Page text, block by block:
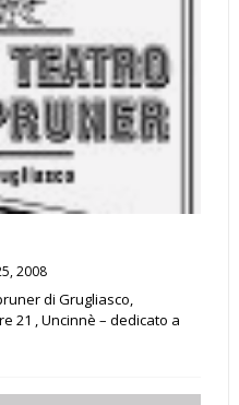
2008
di Grugliasco,
21 , Uncinnè – dedicato a